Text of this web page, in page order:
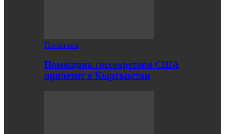
Политика
Помощник госсекретаря США
прилетит в Кыргызстан